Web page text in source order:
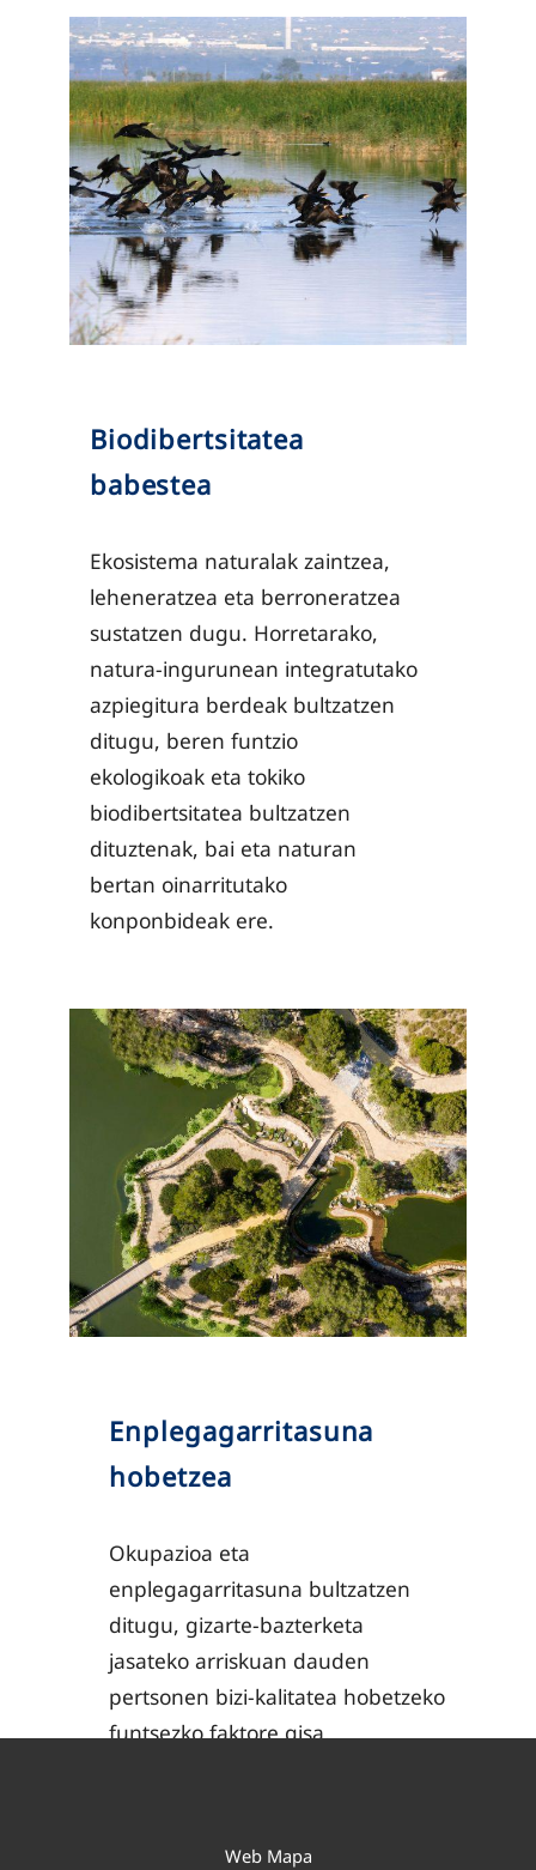
Biodibertsitatea
babestea
Ekosistema naturalak zaintzea,
leheneratzea eta berroneratzea
sustatzen dugu. Horretarako,
natura-ingurunean integratutako
azpiegitura berdeak bultzatzen
ditugu, beren funtzio
ekologikoak eta tokiko
biodibertsitatea bultzatzen
dituztenak, bai eta naturan
bertan oinarritutako
konponbideak ere.
Enplegagarritasuna
hobetzea
Okupazioa eta
enplegagarritasuna bultzatzen
ditugu, gizarte-bazterketa
jasateko arriskuan dauden
pertsonen bizi-kalitatea hobetzeko
funtsezko faktore gisa.
Web Mapa